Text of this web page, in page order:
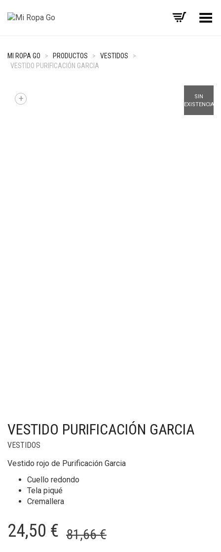
Menú
MI ROPA GO > PRODUCTOS > VESTIDOS
>
VESTIDO PURIFICACIÓN GARCIA
SIN
EXISTENCIAS
+
VESTIDO PURIFICACIÓN GARCIA
VESTIDOS
Vestido rojo de Purificación Garcia
Cuello redondo
Tela piqué
Cremallera
81,66€El
24,50 €
El